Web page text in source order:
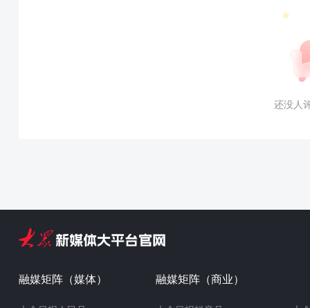
还没人
融媒矩阵（媒体） 融媒矩阵（商业）